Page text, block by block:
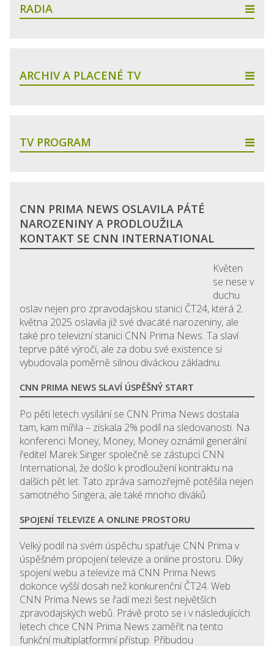
RADIA
ARCHIV A PLACENÉ TV
TV PROGRAM
CNN PRIMA NEWS OSLAVILA PÁTÉ
NAROZENINY A PRODLOUŽILA
KONTAKT SE CNN INTERNATIONAL
Květen
se nese v
duchu
oslav nejen pro zpravodajskou stanici ČT24, která 2.
května 2025 oslavila již své dvacáté narozeniny, ale
také pro televizní stanici CNN Prima News. Ta slaví
teprve páté výročí, ale za dobu své existence si
vybudovala poměrně silnou diváckou základnu.
CNN PRIMA NEWS SLAVÍ ÚSPĚŠNÝ START
Po pěti letech vysílání se CNN Prima News dostala
tam, kam mířila – získala 2% podíl na sledovanosti. Na
konferenci Money, Money, Money oznámil generální
ředitel Marek Singer společně se zástupci CNN
International, že došlo k prodloužení kontraktu na
dalších pět let. Tato zpráva samozřejmě potěšila nejen
samotného Singera, ale také mnoho diváků.
SPOJENÍ TELEVIZE A ONLINE PROSTORU
Velký podíl na svém úspěchu spatřuje CNN Prima v
úspěšném propojení televize a online prostoru. Díky
spojení webu a televize má CNN Prima News
dokonce vyšší dosah než konkurenční ČT24. Web
CNN Prima News se řadí mezi šest největších
zpravodajských webů. Právě proto se i v následujících
letech chce CNN Prima News zaměřit na tento
funkční multiplatformní přístup. Přibudou